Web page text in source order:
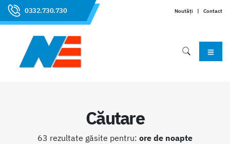
0332.730.730 Noutăți | Contact
Căutare
63 rezultate găsite pentru: ore de noapte